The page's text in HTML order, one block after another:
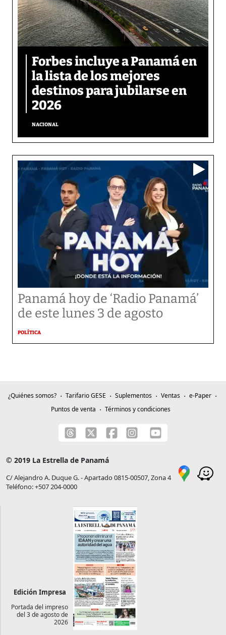
Forbes incluye a Panamá en
la lista de los mejores
destinos para jubilarse en
2026
NACIONAL
Panamá hoy de ‘Radio Panamá’
de este lunes 3 de agosto
POLÍTICA
¿Quiénes somos? Tarifario GESE Suplementos Ventas
e-Paper
Puntos de venta
Términos y condiciones
© 2019 La Estrella de Panamá
C/ Alejandro A. Duque G. - Apartado 0815-00507, Zona 4
Teléfono: +507 204-0000
Edición Impresa
Portada del impreso
del 3 de agosto de
2026